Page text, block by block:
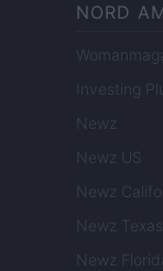
NORD
Investing
Newz
Newz US
Newz
Newz Texas
Newz Florida